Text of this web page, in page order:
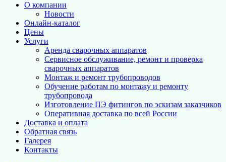
О компании
Новости
Онлайн-каталог
Цены
Услуги
Аренда сварочных аппаратов
Сервисное обслуживание, ремонт и проверка
сварочных аппаратов
Монтаж и ремонт трубопроводов
Обучение работам по монтажу и ремонту
трубопровода
Изготовление ПЭ фитингов по эскизам заказчиков
Оперативная доставка по всей России
Доставка и оплата
Обратная связь
Галерея
Контакты